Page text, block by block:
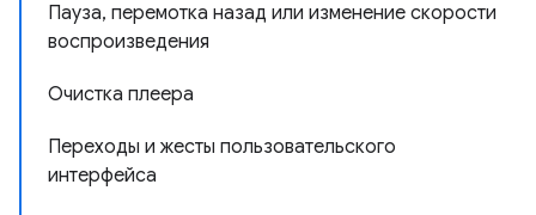
Пауза, перемотка назад или изменение скорости
воспроизведения
Очистка плеера
Переходы и жесты пользовательского
интерфейса